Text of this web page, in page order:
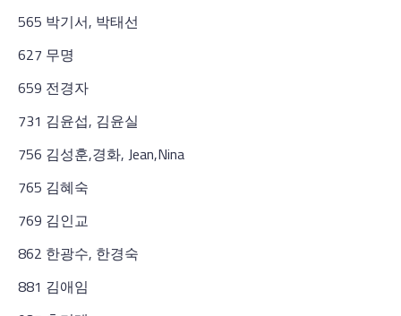
565 박기서, 박태선
627 무명
659 전경자
731 김윤섭, 김윤실
756 김성훈,경화, Jean,Nina
765 김혜숙
769 김인교
862 한광수, 한경숙
881 김애임